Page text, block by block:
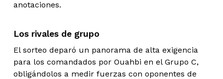
anotaciones.
Los rivales de grupo
El sorteo deparó un panorama de alta exigencia
para los comandados por Ouahbi en el Grupo C,
obligándolos a medir fuerzas con oponentes de